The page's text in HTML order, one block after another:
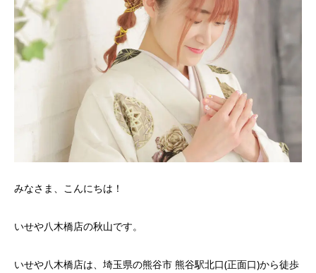
みなさま、こんにちは！
いせや八木橋店の秋山です。
いせや八木橋店は、埼玉県の熊谷市 熊谷駅北口(正面口)から徒歩